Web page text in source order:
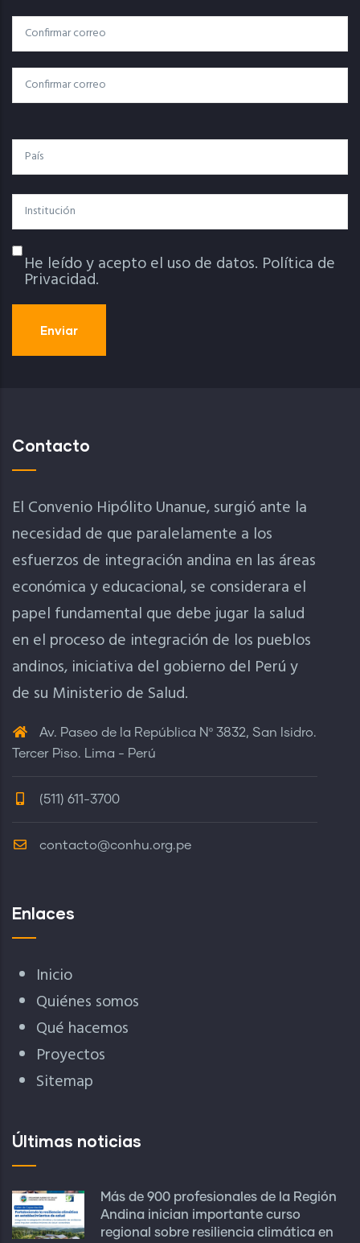
Correo
Electrónico
Correo Electrónico
Confirmar Correo
País
Institución
Política De Privacidad
He leído y acepto el uso de datos. Política de
Privacidad.
Contacto
El Convenio Hipólito Unanue, surgió ante la
necesidad de que paralelamente a los
esfuerzos de integración andina en las áreas
económica y educacional, se considerara el
papel fundamental que debe jugar la salud
en el proceso de integración de los pueblos
andinos, iniciativa del gobierno del Perú y
de su Ministerio de Salud.
Av. Paseo de la República Nº 3832, San Isidro.
Tercer Piso. Lima - Perú
(511) 611-3700
contacto@conhu.org.pe
Enlaces
Inicio
Quiénes somos
Qué hacemos
Proyectos
Sitemap
Últimas noticias
Más de 900 profesionales de la Región
Andina inician importante curso
regional sobre resiliencia climática en